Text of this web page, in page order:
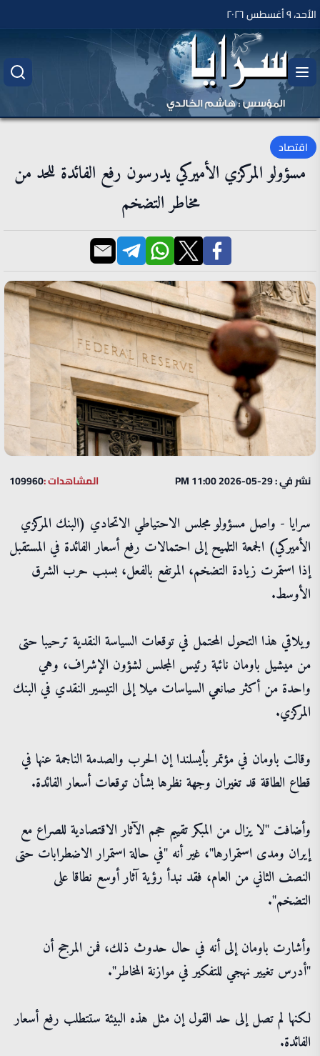
الأحد، ٩ أغسطس ٢٠٢٦
اقتصاد
مسؤولو المركزي الأميركي يدرسون رفع الفائدة للحد من
مخاطر التضخم
نشر في : 29-05-2026 11:00 PM المشاهدات :109960
سرايا - واصل مسؤولو مجلس الاحتياطي الاتحادي (البنك المركزي
الأميركي) الجمعة التلميح إلى احتمالات رفع أسعار الفائدة في المستقبل
إذا استمرت زيادة التضخم، المرتفع بالفعل، بسبب حرب الشرق
الأوسط.
ويلاقي هذا التحول المحتمل في توقعات السياسة النقدية ترحيبا حتى
من ميشيل باومان نائبة رئيس المجلس لشؤون الإشراف، وهي
واحدة من أكثر صانعي السياسات ميلا إلى التيسير النقدي في البنك
المركزي.
وقالت باومان في مؤتمر بأيسلندا إن الحرب والصدمة الناجمة عنها في
قطاع الطاقة قد تغيران وجهة نظرها بشأن توقعات أسعار الفائدة.
وأضافت "لا يزال من المبكر تقييم حجم الآثار الاقتصادية للصراع مع
إيران ومدى استمرارها"، غير أنه "في حالة استمرار الاضطرابات حتى
النصف الثاني من العام، فقد نبدأ رؤية آثار أوسع نطاقا على
التضخم".
وأشارت باومان إلى أنه في حال حدوث ذلك، فمن المرجح أن
"أدرس تغيير نهجي للتفكير في موازنة المخاطر".
لكنها لم تصل إلى حد القول إن مثل هذه البيئة ستتطلب رفع أسعار
الفائدة.